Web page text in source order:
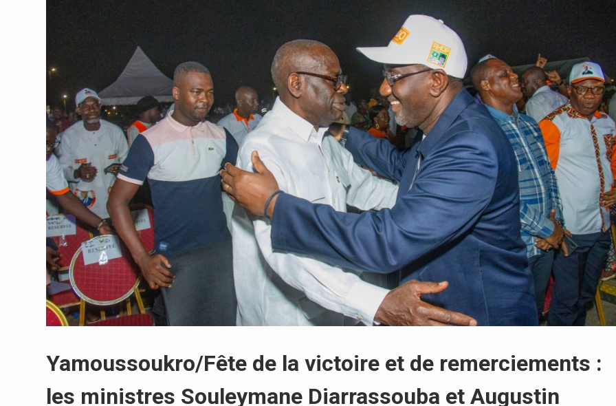
Yamoussoukro/Fête de la victoire et de remerciements :
les ministres Souleymane Diarrassouba et Augustin